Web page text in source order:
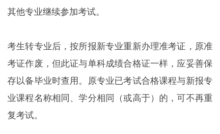
其他专业继续参加考试。
考生转专业后，按所报新专业重新办理准考证，原准
考证作废，但此证与单科成绩合格证一样，应妥善保
存以备毕业时查用。原专业已考试合格课程与新报专
业课程名称相同、学分相同（或高于）的，可不再重
复考试。